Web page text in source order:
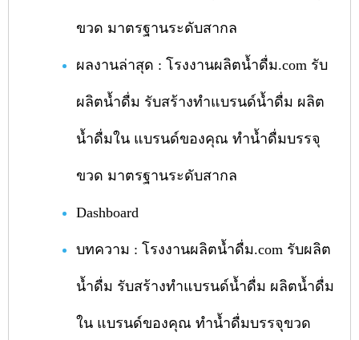
ขวด มาตรฐานระดับสากล
ผลงานล่าสุด : โรงงานผลิตน้ำดื่ม.com รับ
ผลิตน้ำดื่ม รับสร้างทำแบรนด์น้ำดื่ม ผลิต
น้ำดื่มใน แบรนด์ของคุณ ทำน้ำดื่มบรรจุ
ขวด มาตรฐานระดับสากล
Dashboard
บทความ : โรงงานผลิตน้ำดื่ม.com รับผลิต
น้ำดื่ม รับสร้างทำแบรนด์น้ำดื่ม ผลิตน้ำดื่ม
ใน แบรนด์ของคุณ ทำน้ำดื่มบรรจุขวด